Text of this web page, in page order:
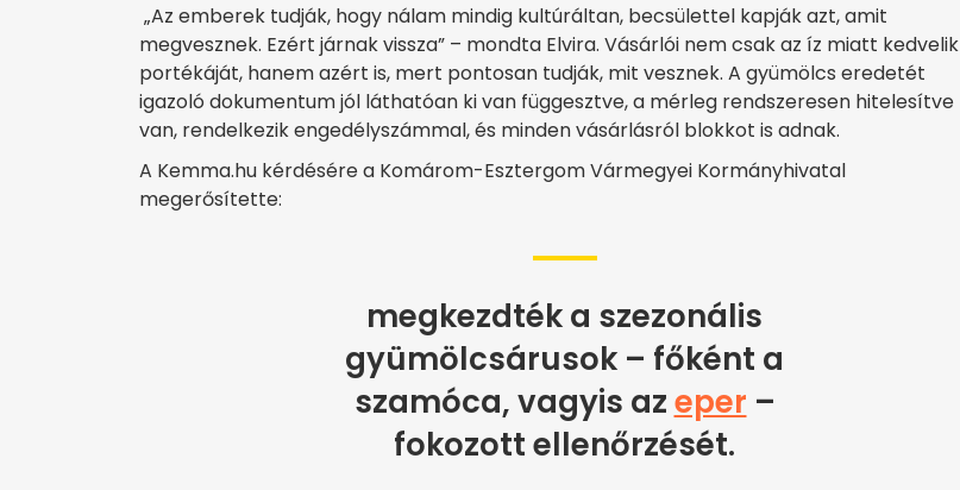
„Az emberek tudják, hogy nálam mindig kultúráltan, becsülettel kapják azt, amit
megvesznek. Ezért járnak vissza” – mondta Elvira. Vásárlói nem csak az íz miatt kedvelik
portékáját, hanem azért is, mert pontosan tudják, mit vesznek. A gyümölcs eredetét
igazoló dokumentum jól láthatóan ki van függesztve, a mérleg rendszeresen hitelesítve
van, rendelkezik engedélyszámmal, és minden vásárlásról blokkot is adnak.
A Kemma.hu kérdésére a Komárom-Esztergom Vármegyei Kormányhivatal
megerősítette:
megkezdték a szezonális
gyümölcsárusok – főként a
szamóca, vagyis azeper –
fokozott ellenőrzését.